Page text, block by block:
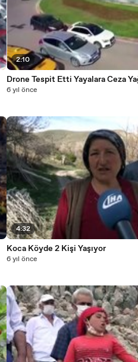
2:10
Drone Tespit Etti Yayalara Ceza
6 yıl önce
4:32
Koca Köyde 2 Kişi Yaşıyor
6 yıl önce